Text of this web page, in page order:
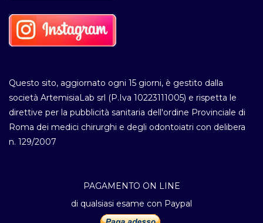
Questo sito, aggiornato ogni 15 giorni, è gestito dalla
società ArtemisiaLab srl (P.Iva 10223111005) e rispetta le
direttive per la pubblicità sanitaria dell'ordine Provinciale di
Roma dei medici chirurghi e degli odontoiatri con delibera
n. 129/2007
PAGAMENTO ON LINE
di qualsiasi esame con Paypal